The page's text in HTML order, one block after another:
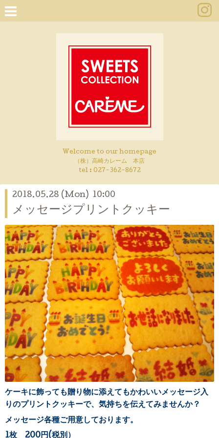
Welcome to our homepage
（株）高崎カレーム 本店
tel : 027-362-8672
2018.05.28 (Mon) 10:00
メッセージプリントクッキー
ケーキに飾っても贈り物に添えてもかわいいメッセージ入
りのプリントクッキーで、気持ちを伝えてみませんか？
メッセージ各種ご用意しております。
1枚 200円(税別）